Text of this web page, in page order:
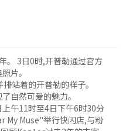
。 3日0时,开普勒通过官方
片。
站着的开普勒的样子。
自然可爱的魅力。
午11时至4日下午6时30分
My Muse"举行快闪店,与粉